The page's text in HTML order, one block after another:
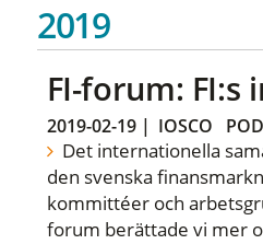
2019
FI-forum:
2019-02-19| IOSCO
Det internationella
den svenska
kommittéer och
forum berättade vi mer